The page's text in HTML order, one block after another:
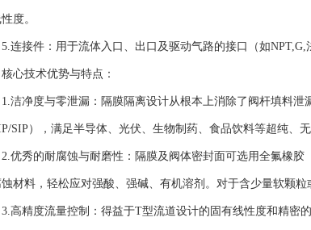
度。
接件：用于流体入口、出口及驱动气路的接口（如NPT,G,
技术优势与特点：
净度与零泄漏：隔膜隔离设计从根本上消除了阀杆填料泄
SIP），满足半导体、光伏、生物制药、食品饮料等超纯、
秀的耐腐蚀与耐磨性：隔膜及阀体密封面可选用全氟橡胶
材料，轻松应对强酸、强碱、有机溶剂。对于含少量软颗
精度流量控制：得益于T型流道设计的固有线性度和精密